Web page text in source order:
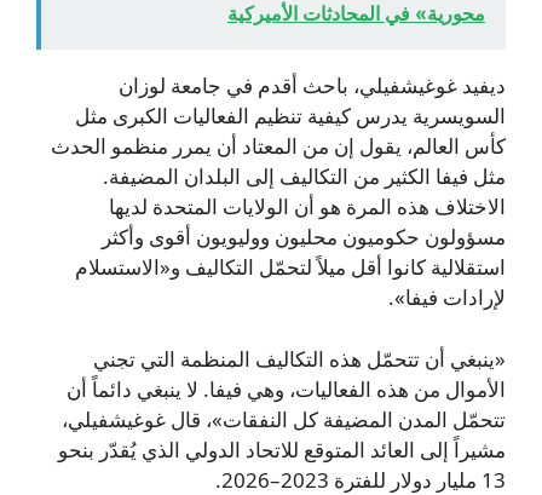
محورية» في المحادثات الأميركية
ديفيد غوغيشفيلي، باحث أقدم في جامعة لوزان
السويسرية يدرس كيفية تنظيم الفعاليات الكبرى مثل
كأس العالم، يقول إن من المعتاد أن يمرر منظمو الحدث
مثل فيفا الكثير من التكاليف إلى البلدان المضيفة.
الاختلاف هذه المرة هو أن الولايات المتحدة لديها
مسؤولون حكوميون محليون ووليويون أقوى وأكثر
استقلالية كانوا أقل ميلاً لتحمّل التكاليف و«الاستسلام
لإرادات فيفا».
«ينبغي أن تتحمّل هذه التكاليف المنظمة التي تجني
الأموال من هذه الفعاليات، وهي فيفا. لا ينبغي دائماً أن
تتحمّل المدن المضيفة كل النفقات»، قال غوغيشفيلي،
مشيراً إلى العائد المتوقع للاتحاد الدولي الذي يُقدّر بنحو
13 مليار دولار للفترة 2023–2026.